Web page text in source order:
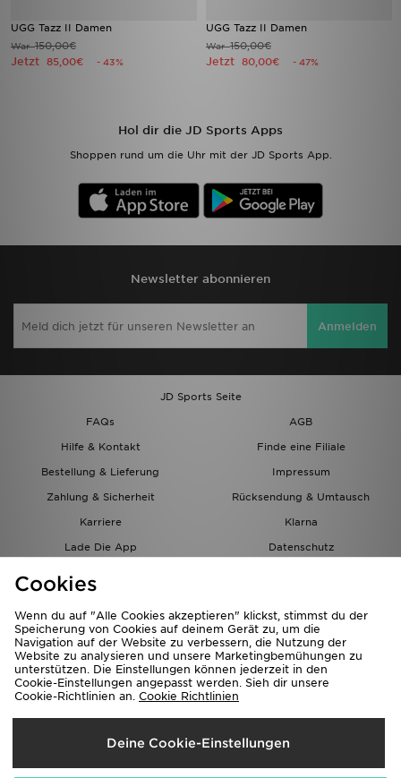
UGG Tazz II Damen
War150,00€
Jetzt 85,00€ - 43%
UGG Tazz II Damen
War150,00€
Jetzt 80,00€ - 47%
Hol dir die JD Sports Apps
Shoppen rund um die Uhr mit der JD Sports App.
Newsletter abonnieren
Anmelden
JD Sports Seite
FAQs
AGB
Hilfe & Kontakt
Finde eine Filiale
Bestellung & Lieferung
Impressum
Zahlung & Sicherheit
Rücksendung & Umtausch
Karriere
Klarna
Lade Die App
Datenschutz
Lieferung Nach
Österreich
Cookies
Wenn du auf "Alle Cookies akzeptieren" klickst, stimmst du der
Speicherung von Cookies auf deinem Gerät zu, um die
Navigation auf der Website zu verbessern, die Nutzung der
Website zu analysieren und unsere Marketingbemühungen zu
unterstützen. Die Einstellungen können jederzeit in den
Cookie-Einstellungen angepasst werden. Sieh dir unsere
Cookie-Richtlinien an. Cookie Richtlinien
Deine Cookie-Einstellungen